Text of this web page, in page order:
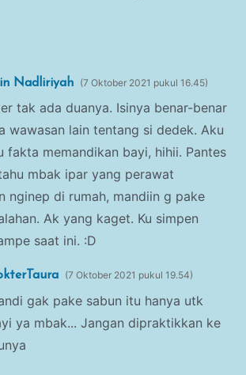
Nadliriyah 7 Oktober 2021 pukul 16.45
tak ada duanya. Isinya benar-benar
wawasan lain tentang si dedek. Aku
fakta memandikan bayi, hihii. Pantes
mbak ipar yang perawat
nginep di rumah, mandiin g pake
Ak yang kaget. Ku simpen
saat ini. :D
7 Oktober 2021 pukul 19.54
gak pake sabun itu hanya utk
ya mbak... Jangan dipraktikkan ke